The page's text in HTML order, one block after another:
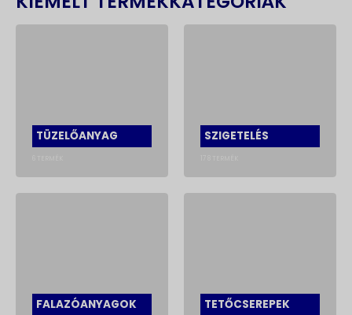
TÜZELŐANYAG SZIGETELÉS
FALAZÓANYAGOK TETŐCSEREPEK